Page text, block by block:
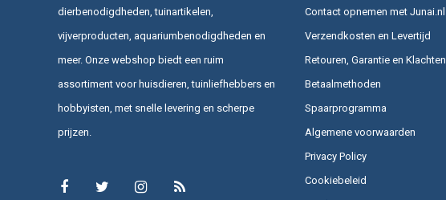
dierbenodigdheden, tuinartikelen,
vijverproducten, aquariumbenodigdheden en
meer. Onze webshop biedt een ruim
assortiment voor huisdieren, tuinliefhebbers en
hobbyisten, met snelle levering en scherpe
prijzen.
Contact opnemen met Junai.nl
Verzendkosten en Levertijd
Retouren, Garantie en Klachten
Betaalmethoden
Spaarprogramma
Algemene voorwaarden
Privacy Policy
Cookiebeleid